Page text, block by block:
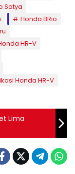
Satya
Honda BRio
HR-V
Honda HR-V
Lima